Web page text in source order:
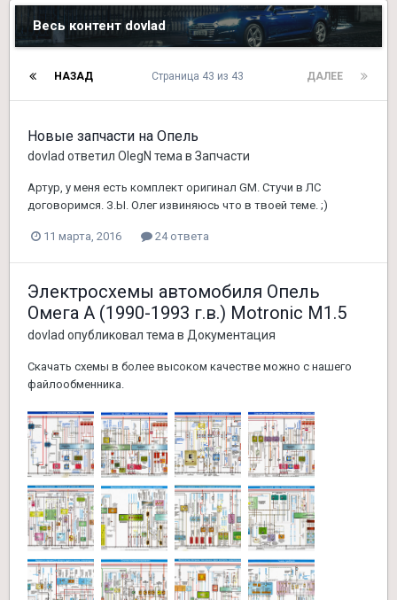
Весь контент dovlad
НАЗАД ДАЛЕЕ
Страница 43 из 43
Новые запчасти на Опель
dovlad ответил OlegN тема в Запчасти
Артур, у меня есть комплект оригинал GM. Стучи в ЛС
договоримся. З.Ы. Олег извиняюсь что в твоей теме. ;)
11 марта, 2016 24 ответа
Электросхемы автомобиля Опель
Омега А (1990-1993 г.в.) Motronic M1.5
dovlad опубликовал тема в Документация
Скачать схемы в более высоком качестве можно с нашего
файлообменника.